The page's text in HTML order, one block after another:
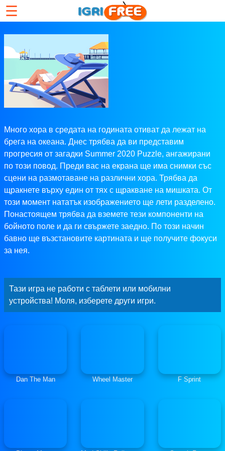
☰
Много хора в средата на годината отиват да лежат на
брега на океана. Днес трябва да ви представим
прогресия от загадки Summer 2020 Puzzle, ангажирани
по този повод. Преди вас на екрана ще има снимки със
сцени на размотаване на различни хора. Трябва да
щракнете върху един от тях с щракване на мишката. От
този момент нататък изображението ще лети разделено.
Понастоящем трябва да вземете тези компоненти на
бойното поле и да ги свържете заедно. По този начин
бавно ще възстановите картината и ще получите фокуси
за нея.
Тази игра не работи с таблети или мобилни
устройства! Моля, изберете други игри.
Dan The Man Wheel Master F Sprint